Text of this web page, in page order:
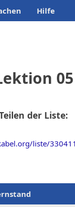
Hilfe
der Liste:
liste/